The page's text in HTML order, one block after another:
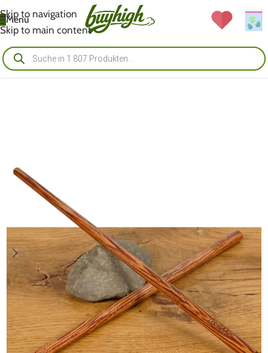
Skip to navigation
Skip to main content
Menü